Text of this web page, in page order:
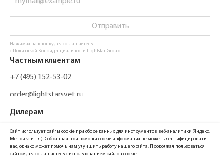
Отправить
Нажимая на кнопку, вы соглашаетесь
с Политикой Конфиденциальности Lightstar Group
Частным клиентам
+7 (495) 152-53-02
order@lightstarsvet.ru
Дилерам
+7 (495) 648-62-20
order@lst.gr
Сайт использует файлы cookie при сборе данных для инструментов веб-аналитики (Яндекс.
Метрика и т.д.). Собранная при помощи cookie информация не может идентифицировать
вас, однако может помочь нам улучшить работу нашего сайта. Продолжая пользоваться
сайтом, вы соглашаетесь с использованием файлов cookie.